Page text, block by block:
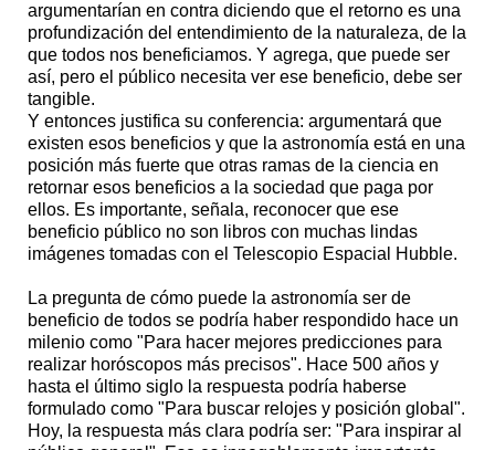
argumentarían en contra diciendo que el retorno es una
profundización del entendimiento de la naturaleza, de la
que todos nos beneficiamos. Y agrega, que puede ser
así, pero el público necesita ver ese beneficio, debe ser
tangible.
Y entonces justifica su conferencia: argumentará que
existen esos beneficios y que la astronomía está en una
posición más fuerte que otras ramas de la ciencia en
retornar esos beneficios a la sociedad que paga por
ellos. Es importante, señala, reconocer que ese
beneficio público no son libros con muchas lindas
imágenes tomadas con el Telescopio Espacial Hubble.
La pregunta de cómo puede la astronomía ser de
beneficio de todos se podría haber respondido hace un
milenio como "Para hacer mejores predicciones para
realizar horóscopos más precisos". Hace 500 años y
hasta el último siglo la respuesta podría haberse
formulado como "Para buscar relojes y posición global".
Hoy, la respuesta más clara podría ser: "Para inspirar al